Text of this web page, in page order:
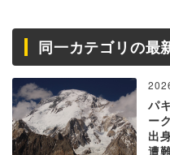
同一カテゴリの最
パ
ー
出
遭